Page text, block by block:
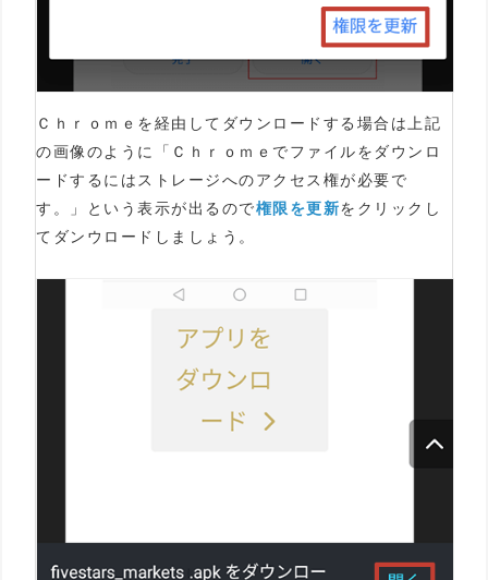
Ｃｈｒｏｍｅを経由してダウンロードする場合は上記
の画像のように「Ｃｈｒｏｍｅでファイルをダウンロ
ードするにはストレージへのアクセス権が必要で
す。」という表示が出るので権限を更新をクリックし
てダンウロードしましょう。